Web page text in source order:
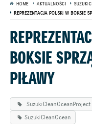
HOME AKTUALNOŚCI
REPREZENTACJA POLSKI W BOKSIE
BOKSIE
PIŁAWY
SuzukiCleanOceanProject
SuzukiCleanOcean